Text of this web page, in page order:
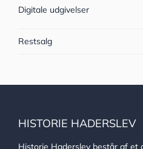
Digitale udgivelser
Restsalg
HISTORIE HADERSLEV
Historie Haderslev består af et